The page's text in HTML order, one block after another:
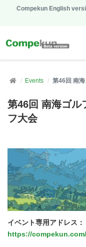
Compekun English
Events 第46回 南
第46回 南海ゴル
フ大会
イベント専用アドレス：
https://